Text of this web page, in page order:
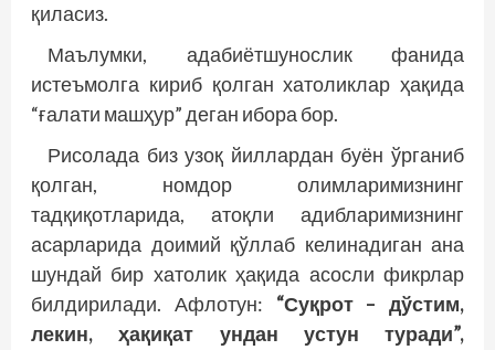
қиласиз.
Маълумки, адабиётшунослик фанида
истеъмолга кириб қолган хатоликлар ҳақида
“ғалати машҳур” деган ибора бор.
Рисолада биз узоқ йиллардан буён ўрганиб
қолган, номдор олимларимизнинг
тадқиқотларида, атоқли адибларимизнинг
асарларида доимий қўллаб келинадиган ана
шундай бир хатолик ҳақида асосли фикрлар
билдирилади. Афлотун: “Суқрот – дўстим,
лекин, ҳақиқат ундан устун туради”,